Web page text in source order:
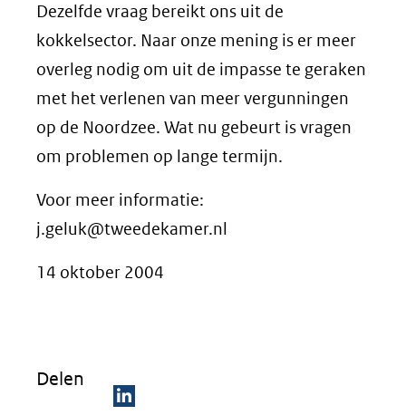
Dezelfde vraag bereikt ons uit de
kokkelsector. Naar onze mening is er meer
overleg nodig om uit de impasse te geraken
met het verlenen van meer vergunningen
op de Noordzee. Wat nu gebeurt is vragen
om problemen op lange termijn.
Voor meer informatie:
j.geluk@tweedekamer.nl
14 oktober 2004
Delen